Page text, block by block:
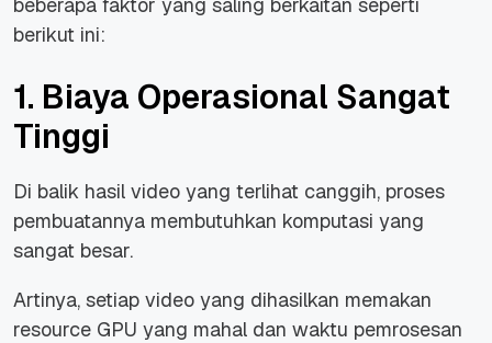
berikut ini:
1. Biaya Operasional Sangat
Tinggi
Di balik hasil video yang terlihat canggih, proses
pembuatannya membutuhkan komputasi yang
sangat besar.
Artinya, setiap video yang dihasilkan memakan
resource GPU yang mahal dan waktu pemrosesan